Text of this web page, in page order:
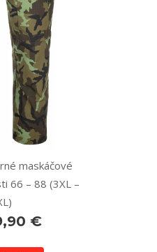
maskáčové
66 – 88 (3XL –
€